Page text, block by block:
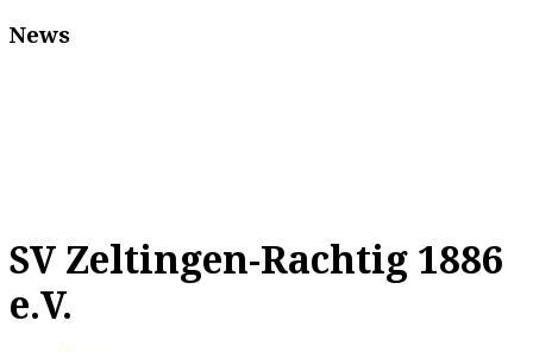
News
SV Zeltingen-Rachtig 1886
e.V.